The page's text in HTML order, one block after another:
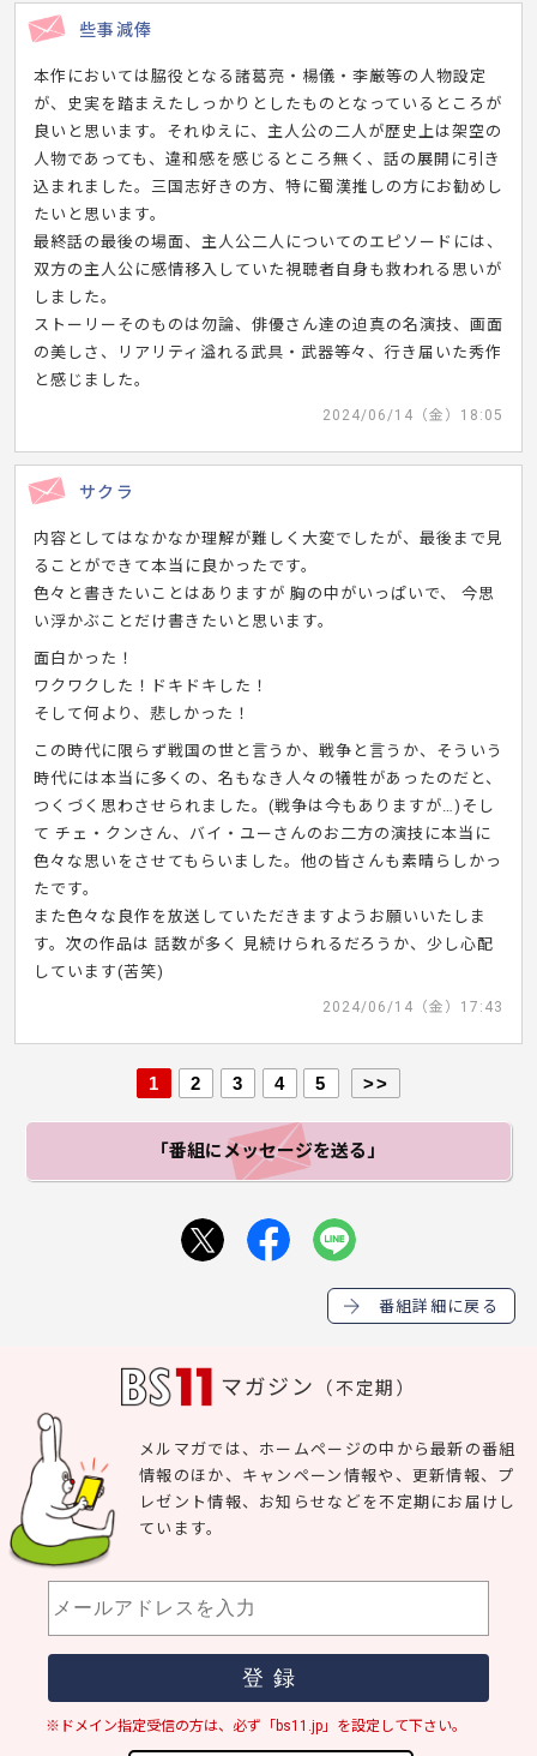
些事減俸
本作においては脇役となる諸葛亮・楊儀・李厳等の人物設定
が、史実を踏まえたしっかりとしたものとなっているところが
良いと思います。それゆえに、主人公の二人が歴史上は架空の
人物であっても、違和感を感じるところ無く、話の展開に引き
込まれました。三国志好きの方、特に蜀漢推しの方にお勧めし
たいと思います。
最終話の最後の場面、主人公二人についてのエピソードには、
双方の主人公に感情移入していた視聴者自身も救われる思いが
しました。
ストーリーそのものは勿論、俳優さん達の迫真の名演技、画面
の美しさ、リアリティ溢れる武具・武器等々、行き届いた秀作
と感じました。
2024/06/14（金）18:05
サクラ
内容としてはなかなか理解が難しく大変でしたが、最後まで見
ることができて本当に良かったです。
色々と書きたいことはありますが 胸の中がいっぱいで、 今思
い浮かぶことだけ書きたいと思います。
面白かった！
ワクワクした！ドキドキした！
そして何より、悲しかった！
この時代に限らず戦国の世と言うか、戦争と言うか、そういう
時代には本当に多くの、名もなき人々の犠牲があったのだと、
つくづく思わさせられました。(戦争は今もありますが…)そし
て チェ・クンさん、バイ・ユーさんのお二方の演技に本当に
色々な思いをさせてもらいました。他の皆さんも素晴らしかっ
たです。
また色々な良作を放送していただきますようお願いいたしま
す。次の作品は 話数が多く 見続けられるだろうか、少し心配
しています(苦笑)
2024/06/14（金）17:43
1 2 3 4 5 >>
「番組にメッセージを送る」
番組詳細に戻る
マガジン （不定期）
メルマガでは、ホームページの中から最新の番組
情報のほか、キャンペーン情報や、更新情報、プ
レゼント情報、お知らせなどを不定期にお届けし
ています。
※ドメイン指定受信の方は、必ず「bs11.jp」を設定して下さい。